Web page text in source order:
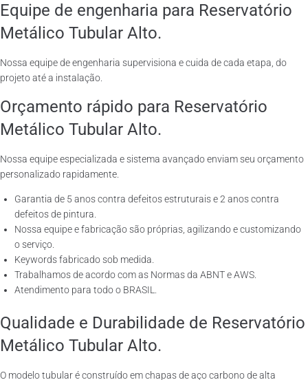
Equipe de engenharia para Reservatório
Metálico Tubular Alto.
Nossa equipe de engenharia supervisiona e cuida de cada etapa, do
projeto até a instalação.
Orçamento rápido para Reservatório
Metálico Tubular Alto.
Nossa equipe especializada e sistema avançado enviam seu orçamento
personalizado rapidamente.
Garantia de 5 anos contra defeitos estruturais e 2 anos contra
defeitos de pintura.
Nossa equipe e fabricação são próprias, agilizando e customizando
o serviço.
Keywords fabricado sob medida.
Trabalhamos de acordo com as Normas da ABNT e AWS.
Atendimento para todo o BRASIL.
Qualidade e Durabilidade de Reservatório
Metálico Tubular Alto.
O modelo tubular é construído em chapas de aço carbono de alta